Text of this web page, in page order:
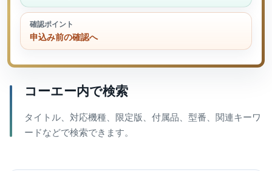
確認ポイント
申込み前の確認へ
コーエー内で検索
タイトル、対応機種、限定版、付属品、型番、関連キーワ
ードなどで検索できます。